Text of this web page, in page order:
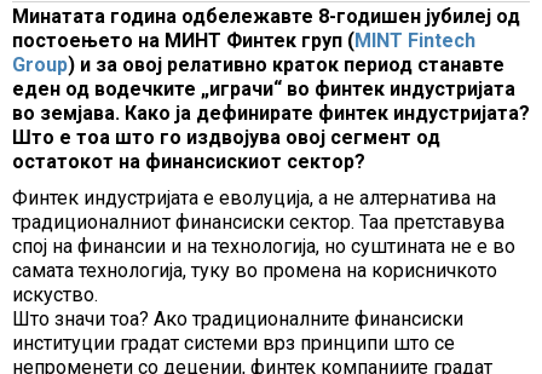
Минатата година одбележавте 8-годишен јубилеј од
постоењето на МИНТ Финтек груп (MINT Fintech
Group) и за овој релативно краток период станавте
еден од водечките „играчи“ во финтек индустријата
во земјава. Како ја дефинирате финтек индустријата?
Што е тоа што го издвојува овој сегмент од
остатокот на финансискиот сектор?
Финтек индустријата е еволуција, а не алтернатива на
традиционалниот финансиски сектор. Таа претставува
спој на финансии и на технологија, но суштината не е во
самата технологија, туку во промена на корисничкото
искуство.
Што значи тоа? Ако традиционалните финансиски
институции градат системи врз принципи што се
непроменети со децении, финтек компаниите градат